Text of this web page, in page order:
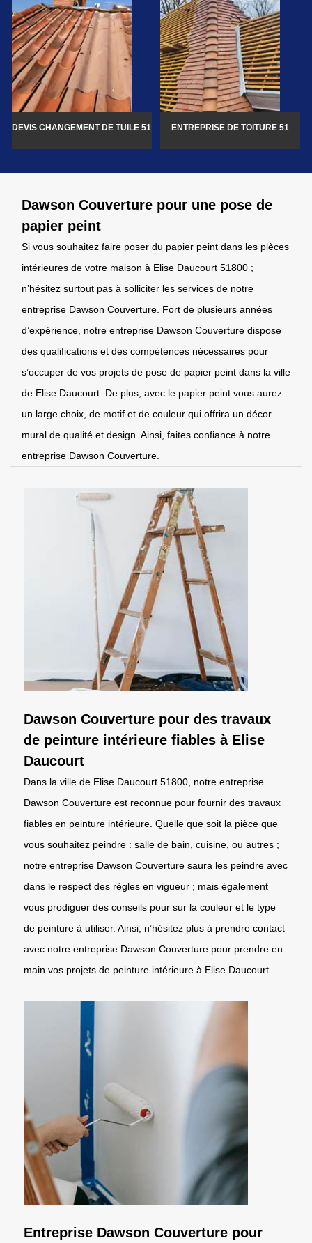
DEVIS CHANGEMENT DE TUILE 51 ENTREPRISE DE TOITURE 51
Dawson Couverture pour une pose de
papier peint
Si vous souhaitez faire poser du papier peint dans les pièces
intérieures de votre maison à Elise Daucourt 51800 ;
n’hésitez surtout pas à solliciter les services de notre
entreprise Dawson Couverture. Fort de plusieurs années
d’expérience, notre entreprise Dawson Couverture dispose
des qualifications et des compétences nécessaires pour
s’occuper de vos projets de pose de papier peint dans la ville
de Elise Daucourt. De plus, avec le papier peint vous aurez
un large choix, de motif et de couleur qui offrira un décor
mural de qualité et design. Ainsi, faites confiance à notre
entreprise Dawson Couverture.
Dawson Couverture pour des travaux
de peinture intérieure fiables à Elise
Daucourt
Dans la ville de Elise Daucourt 51800, notre entreprise
Dawson Couverture est reconnue pour fournir des travaux
fiables en peinture intérieure. Quelle que soit la pièce que
vous souhaitez peindre : salle de bain, cuisine, ou autres ;
notre entreprise Dawson Couverture saura les peindre avec
dans le respect des règles en vigueur ; mais également
vous prodiguer des conseils pour sur la couleur et le type
de peinture à utiliser. Ainsi, n’hésitez plus à prendre contact
avec notre entreprise Dawson Couverture pour prendre en
main vos projets de peinture intérieure à Elise Daucourt.
Entreprise Dawson Couverture pour